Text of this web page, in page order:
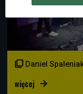
 Daniel
więcej 